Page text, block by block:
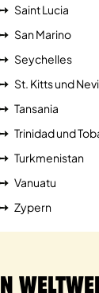
Saint Lucia
San Marino
Seychelles
St. Kitts und
Tansania
Trinidad und
Turkmenistan
Vanuatu
Zypern